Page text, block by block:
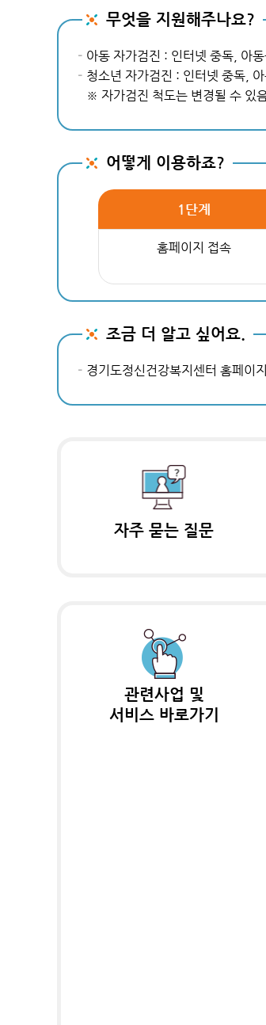
무엇을 지원해주나요?
아동 자가검진 : 인터넷 중독, 아
청소년 자가검진 : 인터넷 중독,
※ 자가검진 척도는 변경될 수 있
어떻게 이용하죠?
1단계
홈페이지 접속
조금 더 알고 싶어요.
경기도정신건강복지센터 홈페이
자주 묻는 질문
관련사업 및
서비스 바로가기